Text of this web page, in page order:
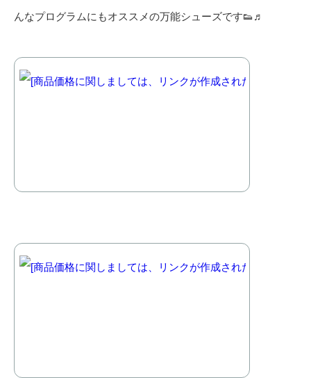
んなプログラムにもオススメの万能シューズです👟♬